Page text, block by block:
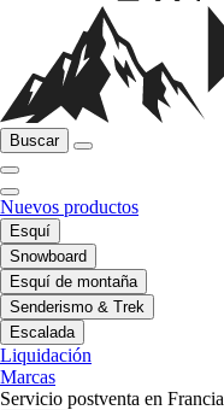
Buscar
Nuevos productos
Esquí
Snowboard
Esquí de montaña
Senderismo & Trek
Escalada
Liquidación
Marcas
Servicio postventa en Francia